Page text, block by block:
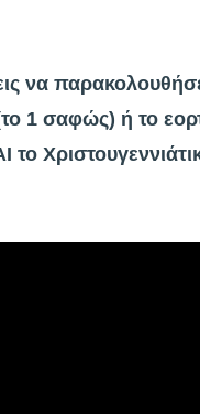
να
1 σαφώς) ή το
το